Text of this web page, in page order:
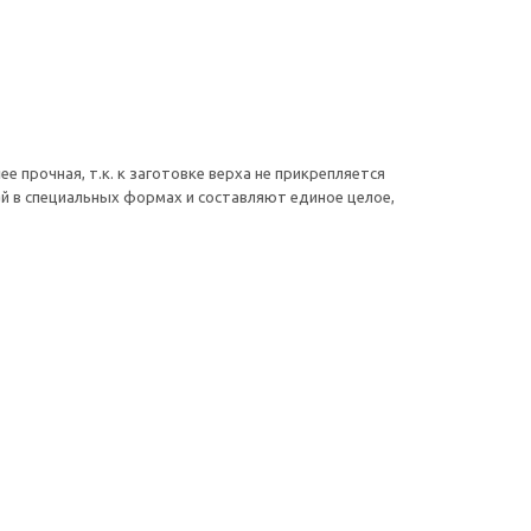
прочная, т.к. к заготовке верха не прикрепляется
специальных формах и составляют единое целое,